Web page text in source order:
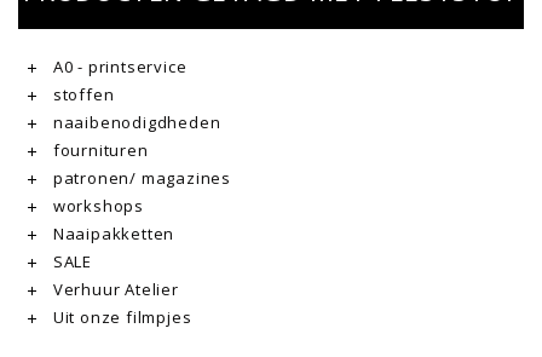
A0 - printservice
stoffen
naaibenodigdheden
fournituren
patronen/ magazines
workshops
Naaipakketten
SALE
Verhuur Atelier
Uit onze filmpjes